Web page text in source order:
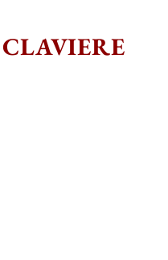
CLAVIERE